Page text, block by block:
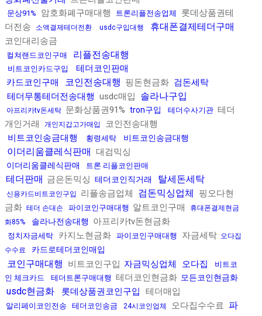
문상91% 암호화폐구매대행 트론리플전송업체
롯데상품권테
더전송
소액결제테더전환 usdc구입대행 휴대폰결제테더구매
코인대리송금
컬쳐랜드코인구매 리플전송대행
비트코인카드구입
테더코인판매
카드코인구매
코인전송대행 핑돈현금화 검돈세탁
테더무통테더전송대행 usdc매입 솔라나구입
아프리카tv돈세탁 문화상품권91% tron구입 테더수사기관 테더
개인거래
개인지갑고가매입
코인전송대행
비트코인송금대행
횡령세탁 비트코인송금대행
이더리움클레식판매 대검믹싱
이더리움클레식판매 트론 리플코인판매
테더판매 금은돈믹싱 테더코인직거래 탈세돈세탁
신용카드비트코인구입 리플송금업체 검돈믹싱업체
핑오다현
금화 테더 손대손 파이코인구매대행 알트코인구매
휴대폰결제현금
화85%
솔라나전송대행 아프리카tv돈현금화
정치자금세탁 카지노현금화 파이코인구매대행 자금세탁 오다집
수수료
카드로테더코인매입
코인구매대행 비트코인구입 자금믹싱업체 오다집
비트코
인 체크카드
테더트론구매대행 테더코인현금화 모든코인현금화
usdc현금화 롯데상품권코인구입 테더매입
알리페이코인전송 테더코인송금 24시코인업체 오다집수수료 파